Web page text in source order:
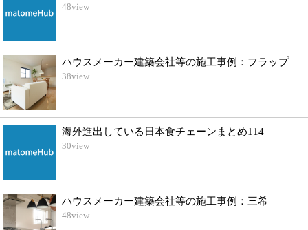
48view
ハウスメーカー建築会社等の施工事例：フラップ
38view
海外進出している日本食チェーンまとめ114
30view
ハウスメーカー建築会社等の施工事例：三希
48view